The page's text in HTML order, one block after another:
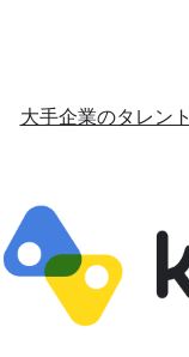
大手企業のタレン